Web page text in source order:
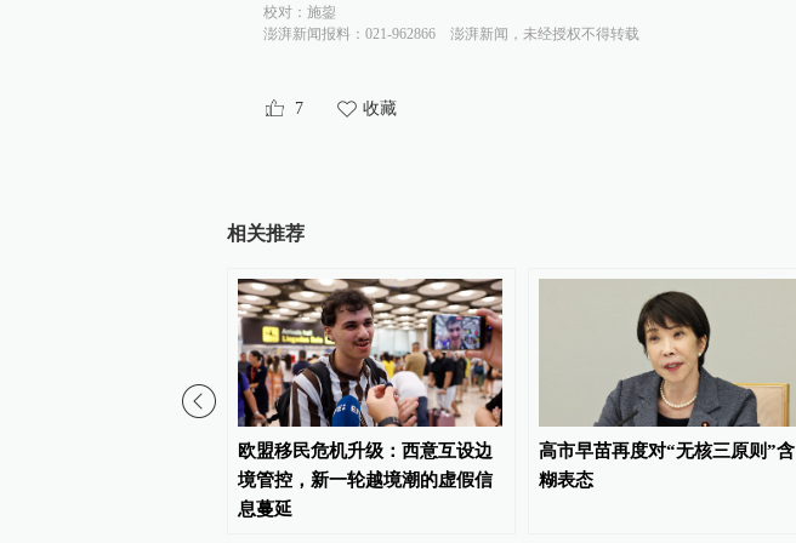
校对： 施鋆
澎湃新闻报料：021-962866
澎湃新闻，未经授权不得转载
7 收藏
相关推荐
欧盟移民危机升级：西意互设边
境管控，新一轮越境潮的虚假信
息蔓延
高市早苗再度对“无核三原则”含
糊表态